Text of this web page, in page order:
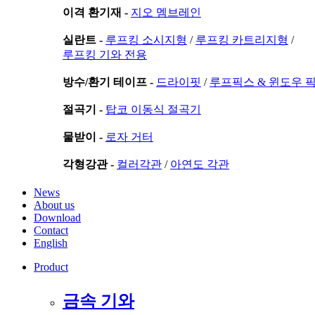
이격 환기재 - 지오 멤브레인
실란트 - 루프킹 소시지형 / 루프킹 카트리지형 /
루프킹 기와 전용
방수/환기 테이프 - 드라이핏 / 루프픽스 & 윈도우
절곡기 - 탑코 이동식 절곡기
물받이 - 로자 거터
각형강관 - 컬러각관 / 아연도 각관
News
About us
Download
Contact
English
Product
금속 기와